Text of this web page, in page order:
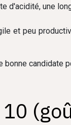
d'acidité, une
et peu
bonne candidate
10